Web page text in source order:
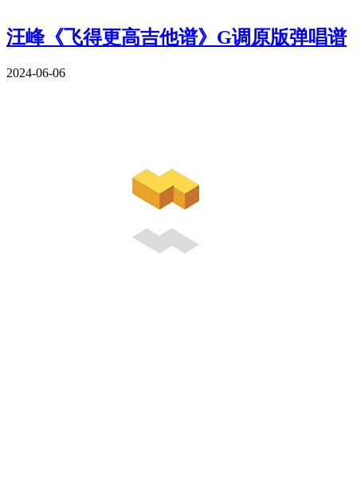
汪峰《飞得更高吉他谱》G调原版弹唱谱
2024-06-06